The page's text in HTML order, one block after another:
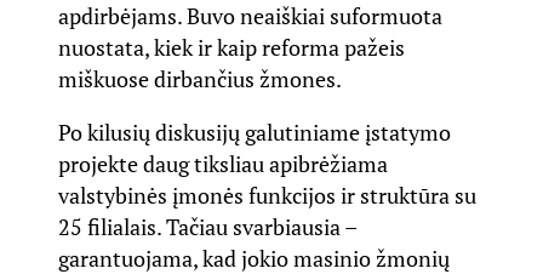
apdirbėjams. Buvo neaiškiai suformuota
nuostata, kiek ir kaip reforma pažeis
miškuose dirbančius žmones.
Po kilusių diskusijų galutiniame įstatymo
projekte daug tiksliau apibrėžiama
valstybinės įmonės funkcijos ir struktūra su
25 filialais. Tačiau svarbiausia –
garantuojama, kad jokio masinio žmonių